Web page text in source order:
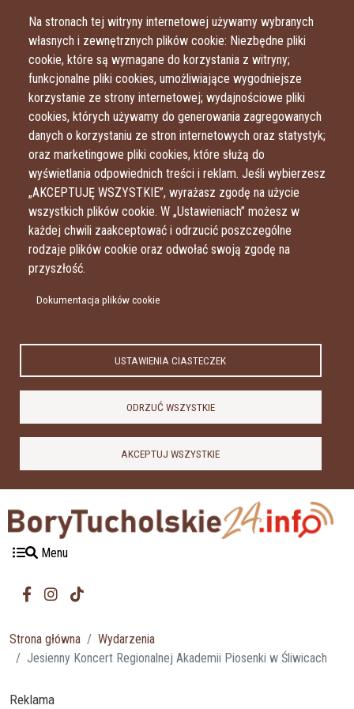
Na stronach tej witryny internetowej używamy wybranych
własnych i zewnętrznych plików cookie: Niezbędne pliki
cookie, które są wymagane do korzystania z witryny;
funkcjonalne pliki cookies, umożliwiające wygodniejsze
korzystanie ze strony internetowej; wydajnościowe pliki
cookies, których używamy do generowania zagregowanych
danych o korzystaniu ze stron internetowych oraz statystyk;
oraz marketingowe pliki cookies, które służą do
wyświetlania odpowiednich treści i reklam. Jeśli wybierzesz
„AKCEPTUJĘ WSZYSTKIE”, wyrażasz zgodę na użycie
wszystkich plików cookie. W „Ustawieniach” możesz w
każdej chwili zaakceptować i odrzucić poszczególne
rodzaje plików cookie oraz odwołać swoją zgodę na
przyszłość.
Dokumentacja plików cookie
USTAWIENIA CIASTECZEK
ODRZUĆ WSZYSTKIE
AKCEPTUJ WSZYSTKIE
Menu
Strona główna
Wydarzenia
Jesienny Koncert Regionalnej Akademii Piosenki w Śliwicach
Reklama